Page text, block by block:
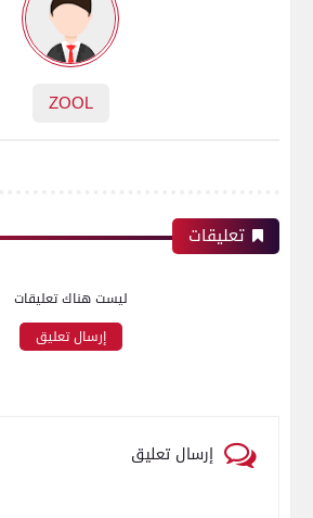
ZOOL
تعليقات
ليست هناك تعليقات
إرسال تعليق
إرسال تعليق